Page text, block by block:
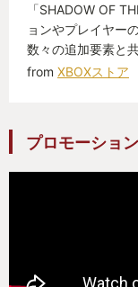
「SHADOW OF
ョンやプレイヤー
数々の追加要素と
from XBOXストア
プロモーショ